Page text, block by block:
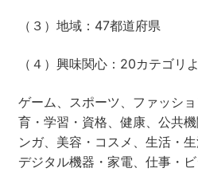
（３）地域：47都道府県
（４）興味関心：20カテゴリ
ゲーム、スポーツ、ファッシ
育・学習・資格、健康、公共
ンガ、美容・コスメ、生活・
デジタル機器・家電、仕事・